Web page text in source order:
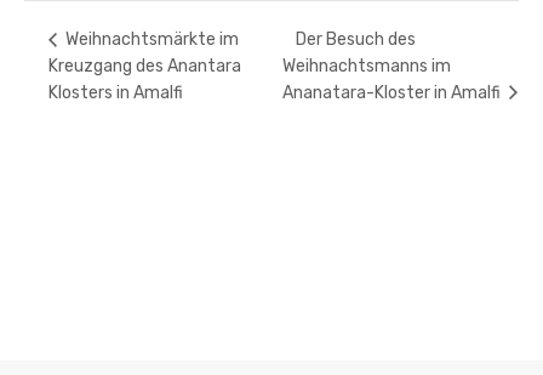
Weihnachtsmärkte im
Kreuzgang des Anantara
Klosters in Amalfi
Der Besuch des
Weihnachtsmanns im
Ananatara-Kloster in Amalfi